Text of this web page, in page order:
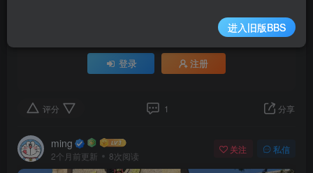
登录 注册
评分 1 分享
ming
2个月前更新 8次阅读
关注 私信
进入旧版BBS